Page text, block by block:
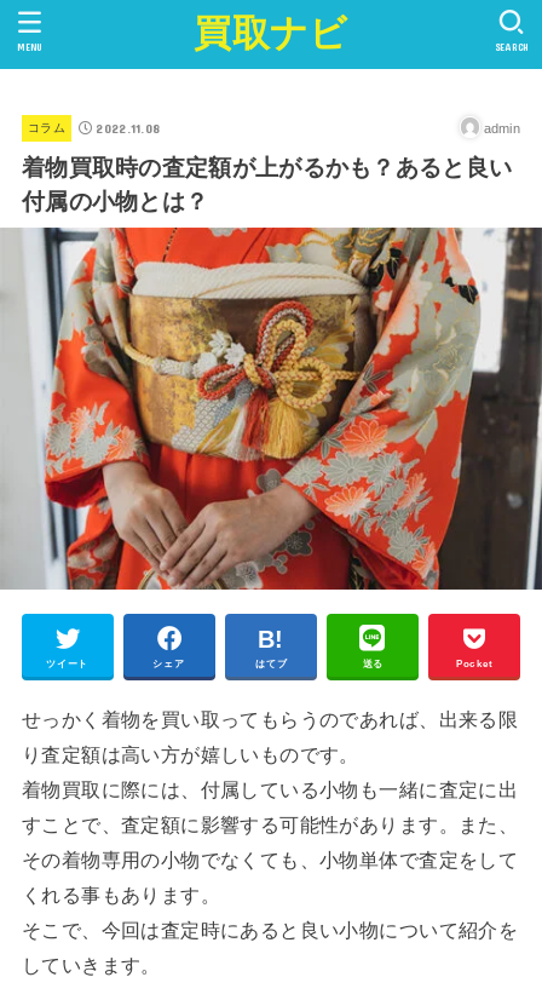
買取ナビ SEARCH
MENU
コラム 2022.11.08 admin
着物買取時の査定額が上がるかも？あると良い
付属の小物とは？
ツイート シェア はてブ 送る Pocket
せっかく着物を買い取ってもらうのであれば、出来る限
り査定額は高い方が嬉しいものです。
着物買取に際には、付属している小物も一緒に査定に出
すことで、査定額に影響する可能性があります。また、
その着物専用の小物でなくても、小物単体で査定をして
くれる事もあります。
そこで、今回は査定時にあると良い小物について紹介を
していきます。